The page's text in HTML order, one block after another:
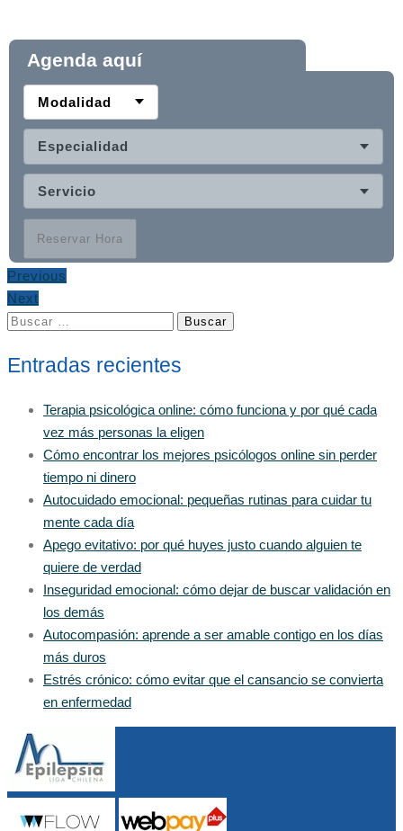
Agenda aquí
Modalidad
Especialidad
Servicio
Reservar Hora
Previous
Next
Buscar:
Entradas recientes
Terapia psicológica online: cómo funciona y por qué cada
vez más personas la eligen
Cómo encontrar los mejores psicólogos online sin perder
tiempo ni dinero
Autocuidado emocional: pequeñas rutinas para cuidar tu
mente cada día
Apego evitativo: por qué huyes justo cuando alguien te
quiere de verdad
Inseguridad emocional: cómo dejar de buscar validación en
los demás
Autocompasión: aprende a ser amable contigo en los días
más duros
Estrés crónico: cómo evitar que el cansancio se convierta
en enfermedad